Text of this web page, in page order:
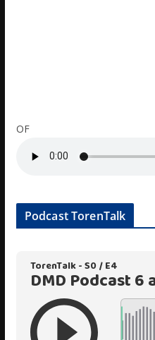
OF
Podcast TorenTalk